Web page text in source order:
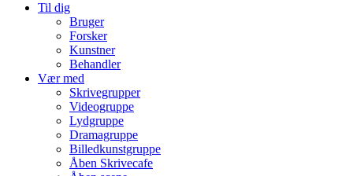
Til dig
Bruger
Forsker
Kunstner
Behandler
Vær med
Skrivegrupper
Videogruppe
Lydgruppe
Dramagruppe
Billedkunstgruppe
Åben Skrivecafe